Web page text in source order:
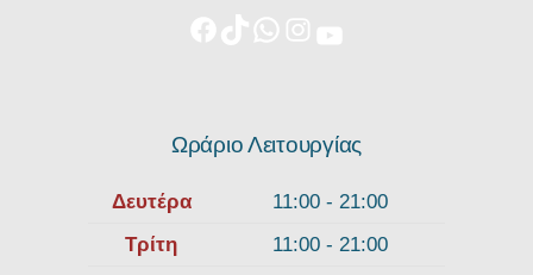
Ωράριο Λειτουργίας
Δευτέρα
11:00 - 21:00
Τρίτη
11:00 - 21:00